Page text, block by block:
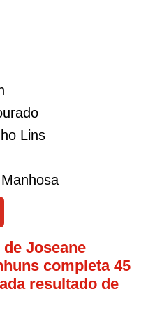
Lins
Joseane
completa 45
resultado de